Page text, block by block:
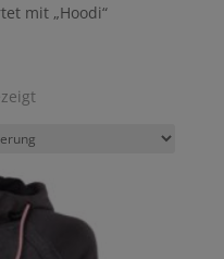
mit „Hoodi“